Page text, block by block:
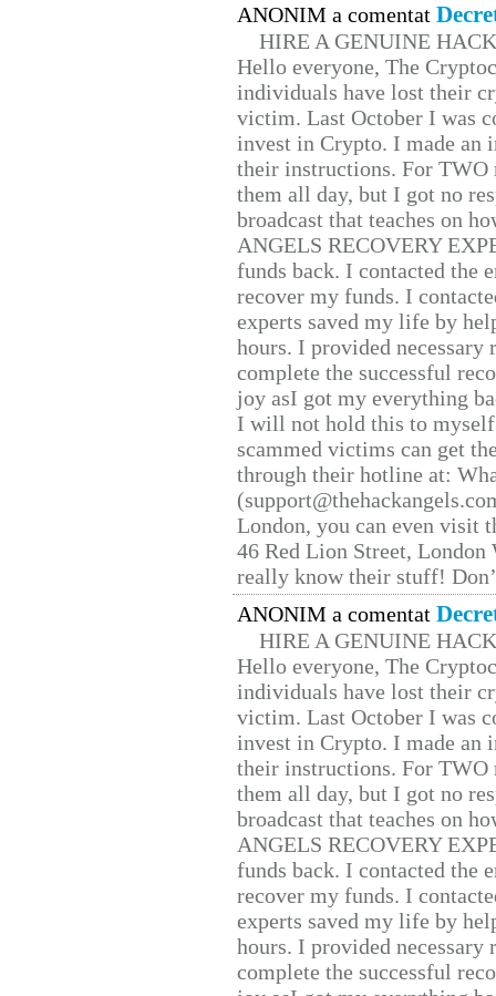
ANONIM a comentat
HIRE A GENUINE
Hello everyone, The
individuals have lost their
victim. Last October I was
invest in Crypto. I made
their instructions. For TWO
them all day, but I got no
broadcast that teaches on
ANGELS RECOVERY
funds back. I contacted the
recover my funds. I
experts saved my life by
hours. I provided
complete the successful
joy asI got my everything
I will not hold this to
scammed victims can get
through their hotline at:
London, you can even visit
46 Red Lion Street, London
really know their stuff!
ANONIM a comentat
HIRE A GENUINE
Hello everyone, The
individuals have lost their
victim. Last October I was
invest in Crypto. I made
their instructions. For TWO
them all day, but I got no
broadcast that teaches on
ANGELS RECOVERY
funds back. I contacted the
recover my funds. I
experts saved my life by
hours. I provided
complete the successful